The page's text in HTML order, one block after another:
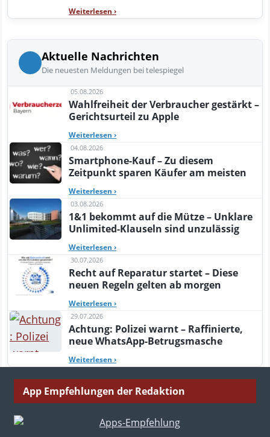
Weiterlesen ›
Aktuelle Nachrichten
Die neuesten Meldungen bei telespiegel
05.08.2026
Wahlfreiheit der Verbraucher gestärkt –
Gerichtsurteil zu Apple
Weiterlesen ›
04.08.2026
Smartphone-Kauf – Zu diesem
Zeitpunkt sparen Käufer am meisten
Weiterlesen ›
03.08.2026
1&1 bekommt auf die Mütze – Unklare
Unlimited-Klauseln sind unzulässig
Weiterlesen ›
30.07.2026
Recht auf Reparatur startet – Diese
neuen Regeln gelten ab morgen
Weiterlesen ›
29.07.2026
Achtung: Polizei warnt – Raffinierte,
neue WhatsApp-Betrugsmasche
Weiterlesen ›
App Empfehlungen der Redaktion